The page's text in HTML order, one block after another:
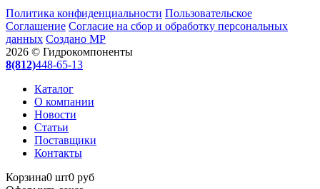
Политика конфиденциальности Пользовательское
Соглашение Согласие на сбор и обработку персональных
данных Создано МР
2026 © Гидрокомпоненты
8(812)448-65-13
Каталог
О компании
Новости
Статьи
Поставщики
Контакты
Корзина0 шт0 руб